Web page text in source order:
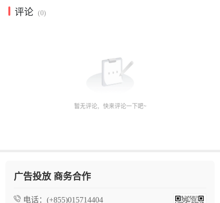
评论 (0)
广告投放 商务合作
电话： (+855)015714404